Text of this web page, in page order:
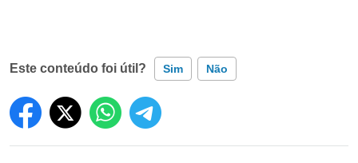
Este conteúdo foi útil? Sim Não
Este conteúdo contém informação incorreta